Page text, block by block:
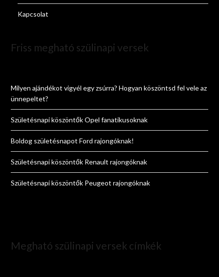
Kapcsolat
Friss megható szülinapi versek
Milyen ajándékot vigyél egy zsúrra? Hogyan köszöntsd fel vele az
ünnepeltet?
Születésnapi köszöntők Opel fanatikusoknak
Boldog születésnapot Ford rajongóknak!
Születésnapi köszöntők Renault rajongóknak
Születésnapi köszöntők Peugeot rajongóknak
Megható szülinapi versek címkék